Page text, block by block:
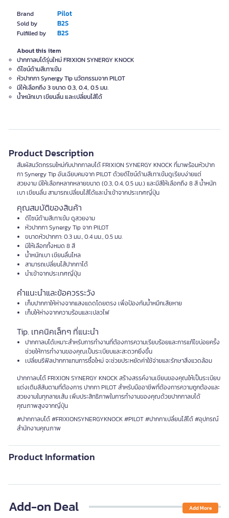
Brand Pilot
Sold by B2S
Fulfilled by B2S
About this item
ปากกาลบได้รุ่นใหม่ FRIXION SYNERGY KNOCK
ดีไซน์ด้ามสีเทาเข้ม
หัวปากกา Synergy Tip นวัตกรรมจาก PILOT
มีให้เลือกถึง 3 ขนาด 0.3, 0.4, 0.5 มม.
น้ำหนักเบา เขียนลื่น และเปลี่ยนไส้ได้
Product Description
สัมผัสนวัตกรรมใหม่กับปากกาลบได้ FRIXION SYNERGY KNOCK ที่มาพร้อมหัวปาก
กา Synergy Tip อันเฉียบคมจาก PILOT ด้วยดีไซน์ด้ามสีเทาเข้มดูเรียบง่ายแต่
สวยงาม มีให้เลือกหลากหลายขนาด (0.3, 0.4, 0.5 มม.) และมีสีให้เลือกถึง 8 สี น้ำหนัก
เบา เขียนลื่น สามารถเปลี่ยนไส้ได้และนำเข้าจากประเทศญี่ปุ่น
คุณสมบัติของสินค้า
ดีไซน์ด้ามสีเทาเข้ม ดูสวยงาม
หัวปากกา Synergy Tip จาก PILOT
ขนาดหัวปากกา: 0.3 มม., 0.4 มม., 0.5 มม.
มีให้เลือกทั้งหมด 8 สี
น้ำหนักเบา เขียนลื่นไหล
สามารถเปลี่ยนไส้ปากกาได้
นำเข้าจากประเทศญี่ปุ่น
คำแนะนำและข้อควรระวัง
เก็บปากกาให้ห่างจากแสงแดดโดยตรง เพื่อป้องกันน้ำหมึกเสียหาย
เก็บให้ห่างจากความร้อนและเปลวไฟ
Tip. เทคนิคเล็กๆ ที่แนะนำ
ปากกาลบได้เหมาะสำหรับการทำงานที่ต้องการความเรียบร้อยและการแก้ไขบ่อยครั้ง
ช่วยให้การทำงานของคุณเป็นระเบียบและสะดวกยิ่งขึ้น
เปลี่ยนรีฟิลปากกาแทนการซื้อใหม่ จะช่วยประหยัดค่าใช้จ่ายและรักษาสิ่งแวดล้อม
ปากกาลบได้ FRIXION SYNERGY KNOCK สร้างสรรค์งานเขียนของคุณให้เป็นระเบียบ
แต่งเติมสีสันตามที่ต้องการ ปากกา PILOT สำหรับมืออาชีพที่ต้องการความถูกต้องและ
สวยงามในทุกลายเส้น เพิ่มประสิทธิภาพในการทำงานของคุณด้วยปากกาลบได้
คุณภาพสูงจากญี่ปุ่น
#ปากกาลบได้ #FRIXIONSYNERGYKNOCK #PILOT #ปากกาเปลี่ยนไส้ได้ #อุปกรณ์
สำนักงานคุณภาพ
Product Information
Add-on Deal Add More